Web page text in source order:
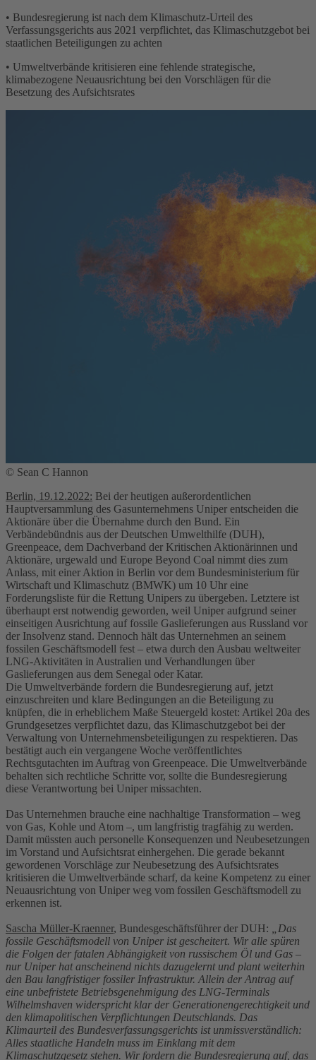
• Bundesregierung ist nach dem Klimaschutz-Urteil des
Verfassungsgerichts aus 2021 verpflichtet, das Klimaschutzgebot bei
staatlichen Beteiligungen zu achten
• Umweltverbände kritisieren eine fehlende strategische,
klimabezogene Neuausrichtung bei den Vorschlägen für die
Besetzung des Aufsichtsrates
© Sean C Hannon
Berlin, 19.12.2022: Bei der heutigen außerordentlichen
Hauptversammlung des Gasunternehmens Uniper entscheiden die
Aktionäre über die Übernahme durch den Bund. Ein
Verbändebündnis aus der Deutschen Umwelthilfe (DUH),
Greenpeace, dem Dachverband der Kritischen Aktionärinnen und
Aktionäre, urgewald und Europe Beyond Coal nimmt dies zum
Anlass, mit einer Aktion in Berlin vor dem Bundesministerium für
Wirtschaft und Klimaschutz (BMWK) um 10 Uhr eine
Forderungsliste für die Rettung Unipers zu übergeben. Letztere ist
überhaupt erst notwendig geworden, weil Uniper aufgrund seiner
einseitigen Ausrichtung auf fossile Gaslieferungen aus Russland vor
der Insolvenz stand. Dennoch hält das Unternehmen an seinem
fossilen Geschäftsmodell fest – etwa durch den Ausbau weltweiter
LNG-Aktivitäten in Australien und Verhandlungen über
Gaslieferungen aus dem Senegal oder Katar.
Die Umweltverbände fordern die Bundesregierung auf, jetzt
einzuschreiten und klare Bedingungen an die Beteiligung zu
knüpfen, die in erheblichem Maße Steuergeld kostet: Artikel 20a des
Grundgesetzes verpflichtet dazu, das Klimaschutzgebot bei der
Verwaltung von Unternehmensbeteiligungen zu respektieren. Das
bestätigt auch ein vergangene Woche veröffentlichtes
Rechtsgutachten im Auftrag von Greenpeace. Die Umweltverbände
behalten sich rechtliche Schritte vor, sollte die Bundesregierung
diese Verantwortung bei Uniper missachten.
Das Unternehmen brauche eine nachhaltige Transformation – weg
von Gas, Kohle und Atom –, um langfristig tragfähig zu werden.
Damit müssten auch personelle Konsequenzen und Neubesetzungen
im Vorstand und Aufsichtsrat einhergehen. Die gerade bekannt
gewordenen Vorschläge zur Neubesetzung des Aufsichtsrates
kritisieren die Umweltverbände scharf, da keine Kompetenz zu einer
Neuausrichtung von Uniper weg vom fossilen Geschäftsmodell zu
erkennen ist.
Sascha Müller-Kraenner, Bundesgeschäftsführer der DUH:
„Das
fossile Geschäftsmodell von Uniper ist gescheitert. Wir alle spüren
die Folgen der fatalen Abhängigkeit von russischem Öl und Gas –
nur Uniper hat anscheinend nichts dazugelernt und plant weiterhin
den Bau langfristiger fossiler Infrastruktur. Allein der Antrag auf
eine unbefristete Betriebsgenehmigung des LNG-Terminals
Wilhelmshaven widerspricht klar der Generationengerechtigkeit und
den klimapolitischen Verpflichtungen Deutschlands. Das
Klimaurteil des Bundesverfassungsgerichts ist unmissverständlich:
Alles staatliche Handeln muss im Einklang mit dem
Klimaschutzgesetz stehen. Wir fordern die Bundesregierung auf, das